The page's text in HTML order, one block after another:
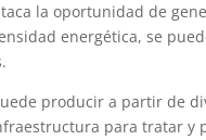
la oportunidad de
energética, se
producir a partir de
para tratar